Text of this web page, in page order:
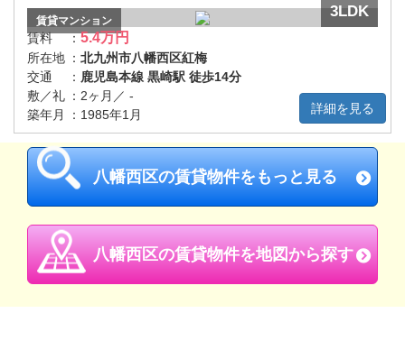
詳細を見る
3LDK
賃貸マンション
賃料 ：5.4万円
所在地 ： 北九州市八幡西区紅梅
交通
： 鹿児島本線 黒崎駅 徒歩14分
敷／礼 ： 2ヶ月／ -
築年月
： 1985年1月
八幡西区の賃貸物件をもっと見る
八幡西区の賃貸物件を地図から探す